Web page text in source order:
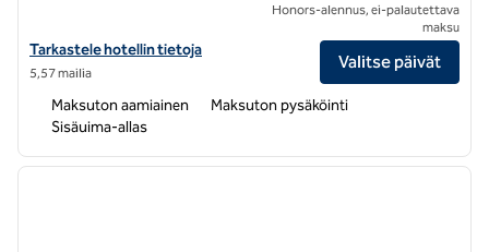
Näytä Homewood Suites by Hilton Ottawa Airport -hotellin tiedot
Tarkastele hotellin tietoja
5,57 mailia
Honors-alennus, ei-palautettava
maksu
Valitse päivät
Maksuton aamiainen
Maksuton pysäköinti
Sisäuima-allas
1/12